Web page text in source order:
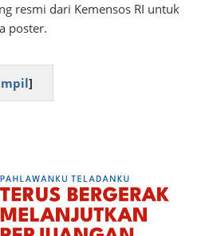
resmi dari Kemensos RI untuk
poster.
]